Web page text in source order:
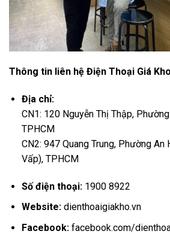
Thông tin liên hệ Điện Thoại Giá
Địa chỉ:
CN1: 120 Nguyễn Thị Thập,
TPHCM
CN2: 947 Quang Trung, Phường An
Vấp), TPHCM
Số điện thoại: 1900 8922
Website:dienthoaigiakho.vn
Facebook:facebook.com/